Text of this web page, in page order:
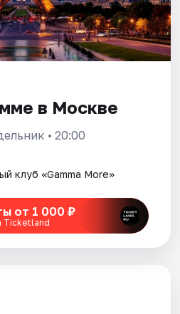
в Москве
• 20:00
клуб «Gamma More»
от 1 000 ₽
Ticketland